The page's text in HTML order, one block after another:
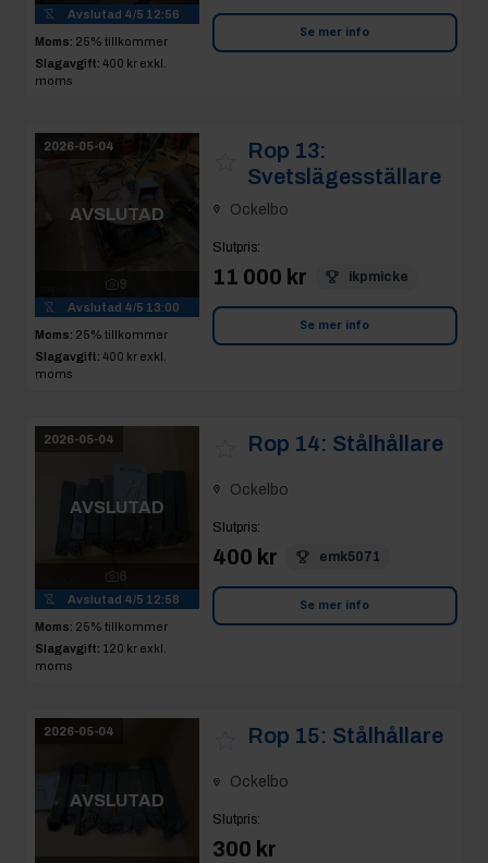
Avslutad 4/5 12:56
Moms: 25% tillkommer
Slagavgift: 400 kr exkl.
moms
Se mer info
2026-05-04
AVSLUTAD
9
Avslutad 4/5 13:00
Moms: 25% tillkommer
Slagavgift: 400 kr exkl.
moms
Rop 13:
Svetslägesställare
Ockelbo
Slutpris:
11 000 kr ikpmicke
Se mer info
2026-05-04
AVSLUTAD
6
Avslutad 4/5 12:58
Moms: 25% tillkommer
Slagavgift: 120 kr exkl.
moms
Rop 14: Stålhållare
Ockelbo
Slutpris:
400 kr emk5071
Se mer info
2026-05-04
AVSLUTAD
Rop 15: Stålhållare
Ockelbo
Slutpris:
300 kr